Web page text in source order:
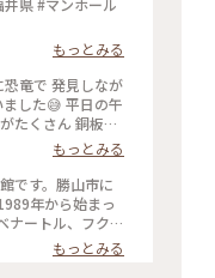
もっとみる
竜で 発見しなが
もっとみる
ナートル、フクイ
。大陸と日本がつ
もっとみる